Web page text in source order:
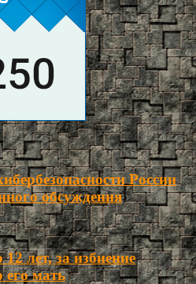
России
обсуждения
лет, за избиение
его мать